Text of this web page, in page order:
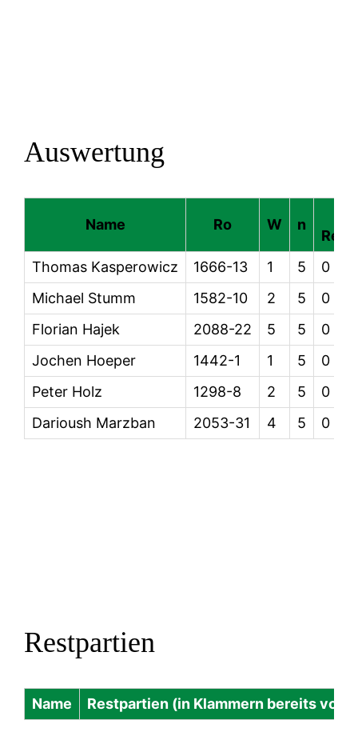
Auswertung
Name Ro W n
Thomas Kasperowicz
1666-13 1 5
0
Michael Stumm
1582-10 2 5
0
Florian Hajek
2088-22 5 5
0
Jochen Hoeper
1442-1 1 5
0
Peter Holz
1298-8 2 5
0
Darioush Marzban
2053-31 4 5 0
Restpartien
Name Restpartien (in Klammern bereits